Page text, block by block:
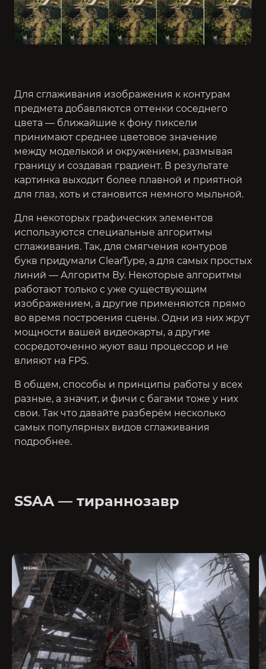
Для сглаживания изображения к контурам
предмета добавляются оттенки соседнего
цвета — ближайшие к фону пиксели
принимают среднее цветовое значение
между моделькой и окружением, размывая
границу и создавая градиент. В результате
картинка выходит более плавной и приятной
для глаз, хоть и становится немного мыльной.
Для некоторых графических элементов
используются специальные алгоритмы
сглаживания. Так, для смягчения контуров
букв придумали ClearType, а для самых простых
линий — Алгоритм Ву. Некоторые алгоритмы
работают только с уже существующим
изображением, а другие применяются прямо
во время построения сцены. Одни из них жрут
мощности вашей видеокарты, а другие
сосредоточенно жуют ваш процессор и не
влияют на FPS.
В общем, способы и принципы работы у всех
разные, а значит, и фичи с багами тоже у них
свои. Так что давайте разберём несколько
самых популярных видов сглаживания
подробнее.
SSAA — тираннозавр